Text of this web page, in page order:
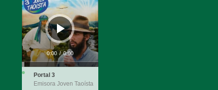
de
audio
0:00 / 0:00
Portal 3
Emisora Joven Taoísta